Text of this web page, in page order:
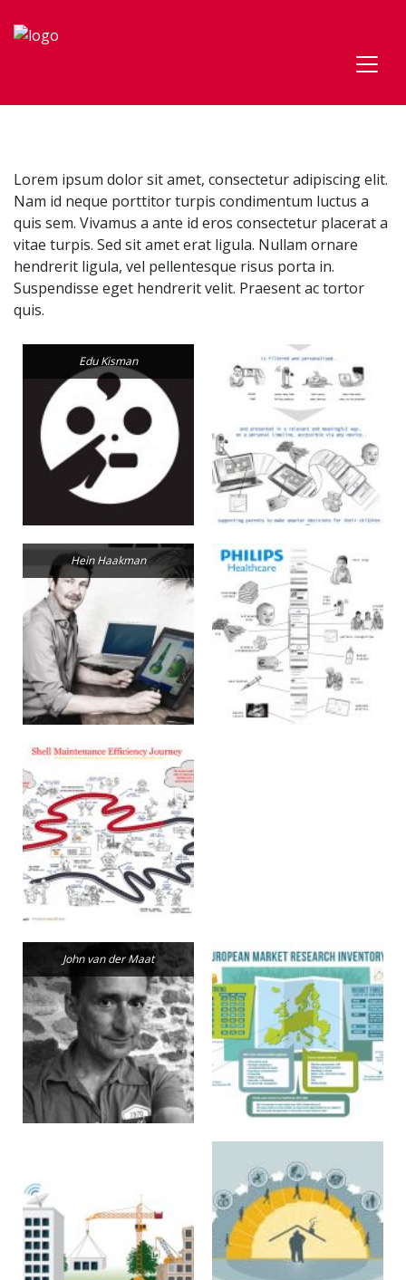
Lorem ipsum dolor sit amet, consectetur adipiscing elit.
Nam id neque porttitor turpis condimentum luctus a
quis sem. Vivamus a ante id eros consectetur placerat a
vitae turpis. Sed sit amet erat ligula. Nullam ornare
hendrerit ligula, vel pellentesque risus porta in.
Suspendisse eget hendrerit velit. Praesent ac tortor
quis.
Edu Kisman
Hein Haakman
John van der Maat